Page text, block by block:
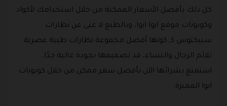
كل ذلك بأفضل الأسعار الممكنة من خلال استخدامك لأكواد
وكوبونات موقع ايوا ايوا، وبالطبع لا غنى عن نظارات
سبيكتوس كـ كونها أفضل مجموعة نظارات طبية عصرية
تلائم الرجال والنساء، قد تصميمها بجودة عالية جدًا،
استمتع بشرائها الآن بأفضل سعر ممكن من خلال كوبونات
ايوا المميزة.